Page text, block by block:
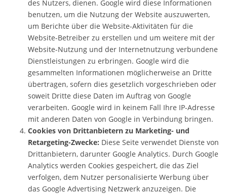
des Nutzers, dienen. Google wird diese Informationen
benutzen, um die Nutzung der Website auszuwerten,
um Berichte über die Website-Aktivitäten für die
Website-Betreiber zu erstellen und um weitere mit der
Website-Nutzung und der Internetnutzung verbundene
Dienstleistungen zu erbringen. Google wird die
gesammelten Informationen möglicherweise an Dritte
übertragen, sofern dies gesetzlich vorgeschrieben oder
soweit Dritte diese Daten im Auftrag von Google
verarbeiten. Google wird in keinem Fall Ihre IP-Adresse
mit anderen Daten von Google in Verbindung bringen.
Cookies von Drittanbietern zu Marketing- und
Retargeting-Zwecke: Diese Seite verwendet Dienste von
Drittanbietern, darunter Google Analytics. Durch Google
Analytics werden Cookies gespeichert, die das Ziel
verfolgen, dem Nutzer personalisierte Werbung über
das Google Advertising Netzwerk anzuzeigen. Die